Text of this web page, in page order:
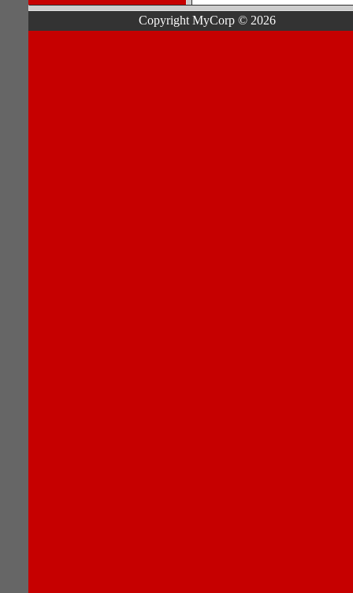
Copyright MyCorp © 2026